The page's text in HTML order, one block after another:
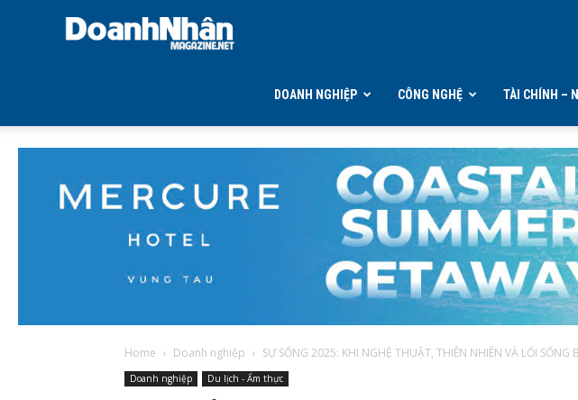
DOANH NGHIỆP CÔNG NGHỆ TÀI CHÍNH –
Home Doanh nghiệp SỰ SỐNG 2025: KHI NGHỆ THUẬT, THIÊN NHIÊN VÀ LỐI SỐNG
Doanh nghiệp Du lịch - Ẩm thực